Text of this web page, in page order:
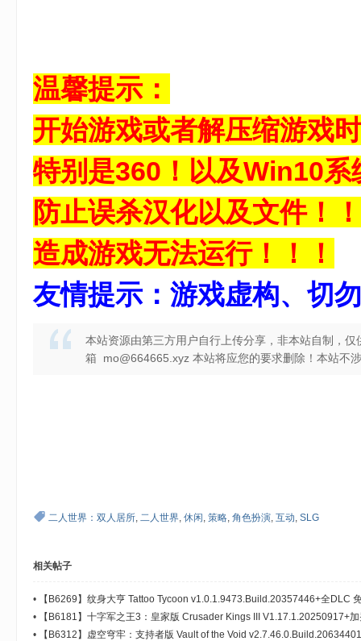
温馨提示：
开始游戏或者解压缩游戏
特别是360！以及Win10
防止误杀汉化以及文件！
造成游戏无法运行！！！
友情提示：游戏虚构、切
本站资源由第三方用户自行上传分享，非本站自制，
箱 mo@664665.xyz 本站将应您的要求删除！本站不
二人世界：双人居所, 二人世界, 休闲 , 策略, 角色扮演, 互动, SLG
相关帖子
•
【B6269】纹身大亨 Tattoo Tycoon v1.0.1.9473.Build.20357446+全DLC
•
【B6181】十字军之王3：皇家版 Crusader Kings III V1.17.1.20250917+
器 免安装中文豪华版[14.7GB]
•
【B6312】虚空穹牢：支持者版 Vault of the Void